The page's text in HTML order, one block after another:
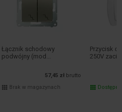
Łącznik schodowy
podwójny (mod...
57,45 zł
brutto
Brak w magazynach
Przycisk
250V zaci...